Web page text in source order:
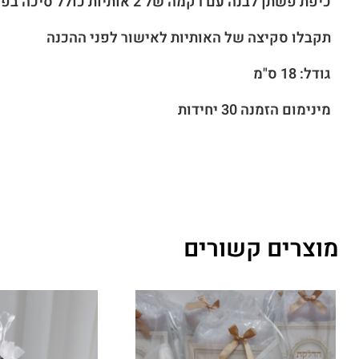
תקבלו סקיצה של האותיות לאישור לפני ההכנה
גודל: 18 ס"מ
מינימום הזמנה 30 יחידות
מוצרים קשורים